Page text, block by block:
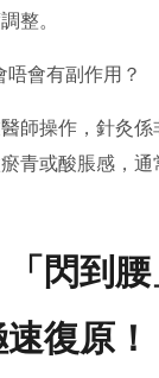
整。
會有副作用？
師操作，針灸係
青或酸脹感，
閃到
復原！